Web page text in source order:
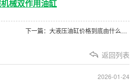
械双作用油缸
下一篇：大液压油缸价格到底由什么决定
返回列表
2026-01-24